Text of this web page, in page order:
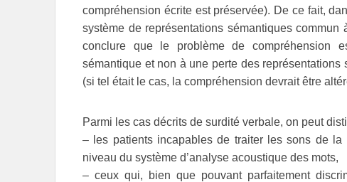
compréhension écrite est préservée). De ce fait,
système de représentations sémantiques commun
conclure que le problème de compréhension
sémantique et non à une perte des
(si tel était le cas, la compréhension devrait être
Parmi les cas décrits de surdité verbale, on peut
– les patients incapables de traiter les sons de
niveau du système d’analyse acoustique des mots,
– ceux qui, bien que pouvant parfaitement